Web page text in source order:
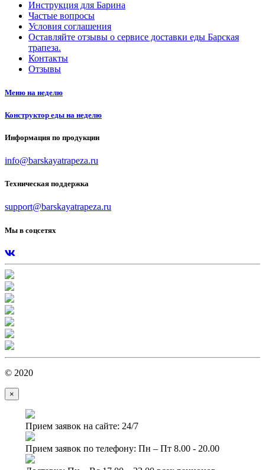
Инструкция для Барина
Частые вопросы
Условия соглашения
Оставляйте отзывы о сервисе доставки еды Барская
трапеза.
Контакты
Отзывы
Меню на неделю
Конструктор еды на неделю
Информация по продукции
info@barskayatrapeza.ru
Техническая поддержка
support@barskayatrapeza.ru
Мы в соцсетях
© 2020
×
Прием заявок на сайте: 24/7
Прием заявок по телефону: Пн – Пт 8.00 - 20.00